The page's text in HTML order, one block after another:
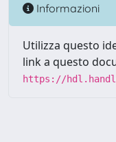
Informazioni
Utilizza questo
link a questo
https://